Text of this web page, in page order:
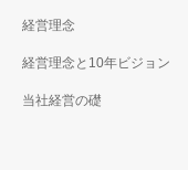
経営理念
経営理念と10年ビジョン
当社経営の礎